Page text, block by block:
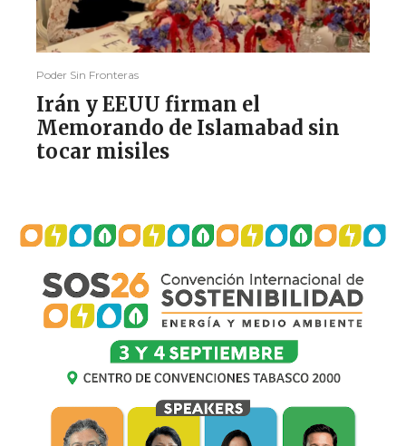
Poder Sin Fronteras
Irán y EEUU firman el
Memorando de Islamabad sin
tocar misiles